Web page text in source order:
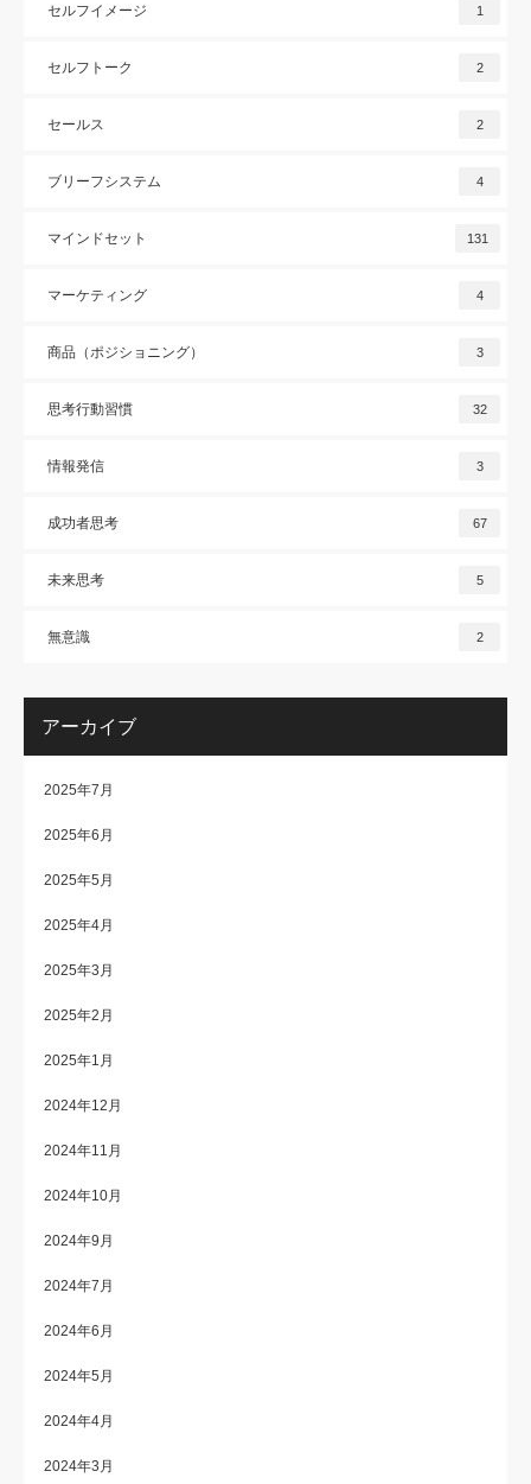
セルフイメージ 1
セルフトーク 2
セールス 2
ブリーフシステム 4
マインドセット 131
マーケティング 4
商品（ポジショニング） 3
思考行動習慣 32
情報発信 3
成功者思考 67
未来思考 5
無意識 2
アーカイブ
2025年7月
2025年6月
2025年5月
2025年4月
2025年3月
2025年2月
2025年1月
2024年12月
2024年11月
2024年10月
2024年9月
2024年7月
2024年6月
2024年5月
2024年4月
2024年3月